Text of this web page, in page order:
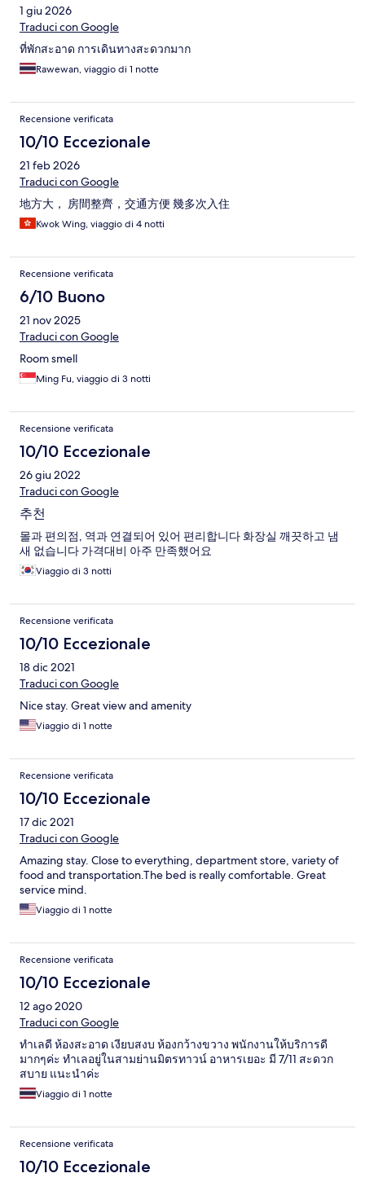
1 giu 2026
Traduci con Google
ที่พักสะอาด การเดินทางสะดวกมาก
Rawewan, viaggio di 1 notte
Recensione verificata
10/10 Eccezionale
21 feb 2026
Traduci con Google
地方大， 房間整齊，交通方便 幾多次入住
Kwok Wing, viaggio di 4 notti
Recensione verificata
6/10 Buono
21 nov 2025
Traduci con Google
Room smell
Ming Fu, viaggio di 3 notti
Recensione verificata
10/10 Eccezionale
26 giu 2022
Traduci con Google
추천
몰과 편의점, 역과 연결되어 있어 편리합니다 화장실 깨끗하고 냄
새 없습니다 가격대비 아주 만족했어요
Viaggio di 3 notti
Recensione verificata
10/10 Eccezionale
18 dic 2021
Traduci con Google
Nice stay. Great view and amenity
Viaggio di 1 notte
Recensione verificata
10/10 Eccezionale
17 dic 2021
Traduci con Google
Amazing stay. Close to everything, department store, variety of
food and transportation.The bed is really comfortable. Great
service mind.
Viaggio di 1 notte
Recensione verificata
10/10 Eccezionale
12 ago 2020
Traduci con Google
ทำเลดี ห้องสะอาด เงียบสงบ ห้องกว้างขวาง พนักงานให้บริการดี
มากๆค่ะ ทำเลอยู่ในสามย่านมิตรทาวน์ อาหารเยอะ มี 7/11 สะดวก
สบาย แนะนำค่ะ
Viaggio di 1 notte
Recensione verificata
10/10 Eccezionale